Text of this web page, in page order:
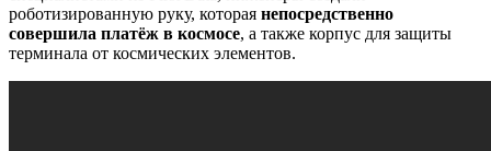
роботизированную руку, которая непосредственно
совершила платёж в космосе, а также корпус для защиты
терминала от космических элементов.